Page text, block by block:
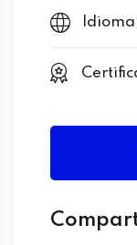
Consultores
necesitan
desarrollar
gestionar el